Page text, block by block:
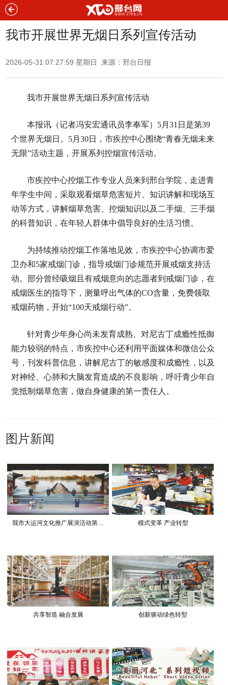
我市开展世界无烟日系列宣传活动
2026-05-31 07:27:59 星期日 来源：邢台日报
我市开展世界无烟日系列宣传活动
本报讯（记者冯安宏通讯员李奉军）5月31日是第39
个世界无烟日。5月30日，市疾控中心围绕“青春无烟未来
无限”活动主题，开展系列控烟宣传活动。
市疾控中心控烟工作专业人员来到邢台学院，走进青
年学生中间，采取观看烟草危害短片、知识讲解和现场互
动等方式，讲解烟草危害、控烟知识以及二手烟、三手烟
的科普知识，在年轻人群体中倡导良好的生活习惯。
为持续推动控烟工作落地见效，市疾控中心协调市爱
卫办和5家戒烟门诊，指导戒烟门诊规范开展戒烟支持活
动。部分曾经吸烟且有戒烟意向的志愿者到戒烟门诊，在
戒烟医生的指导下，测量呼出气体的CO含量，免费领取
戒烟药物，开始“100天戒烟行动”。
针对青少年身心尚未发育成熟、对尼古丁成瘾性抵御
能力较弱的特点，市疾控中心还利用平面媒体和微信公众
号，刊发科普信息，讲解尼古丁的敏感度和成瘾性，以及
对神经、心肺和大脑发育造成的不良影响，呼吁青少年自
觉抵制烟草危害，做自身健康的第一责任人。
图片新闻
我市大运河文化推广展演活动第 ... 模式变革 产业转型
共享智造 融合发展 创新驱动绿色转型